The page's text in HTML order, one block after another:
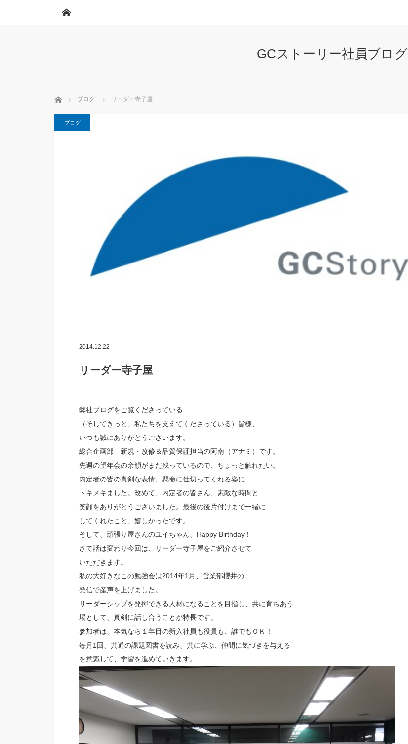
GCストーリー社員ブログ
ホーム ブログ リーダー寺子屋
ブログ
2014.12.22
リーダー寺子屋
弊社ブログをご覧くださっている
（そしてきっと、私たちを支えてくださっている）皆様、
いつも誠にありがとうございます。
総合企画部 新規・改修＆品質保証担当の阿南（アナミ）です。
先週の望年会の余韻がまだ残っているので、ちょっと触れたい。
内定者の皆の真剣な表情、懸命に仕切ってくれる姿に
トキメキました。改めて、内定者の皆さん、素敵な時間と
笑顔をありがとうございました。最後の後片付けまで一緒に
してくれたこと、嬉しかったです。
そして、頑張り屋さんのユイちゃん、Happy Birthday！
さて話は変わり今回は、リーダー寺子屋をご紹介させて
いただきます。
私の大好きなこの勉強会は2014年1月、営業部櫻井の
発信で産声を上げました。
リーダーシップを発揮できる人材になることを目指し、共に育ちあう
場として、真剣に話し合うことが特長です。
参加者は、本気なら１年目の新入社員も役員も、誰でもＯＫ！
毎月1回、共通の課題図書を読み、共に学ぶ、仲間に気づきを与える
を意識して、学習を進めていきます。